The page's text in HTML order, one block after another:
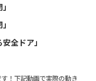
全ドア」
！下記動画で実際の動き